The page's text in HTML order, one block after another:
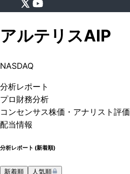
アルテリスAIP
NASDAQ
分析レポート
プロ 財務分析
コンセンサス株価 ・アナリスト評価
配当情報
分析レポート (新着順)
新着順 人気順